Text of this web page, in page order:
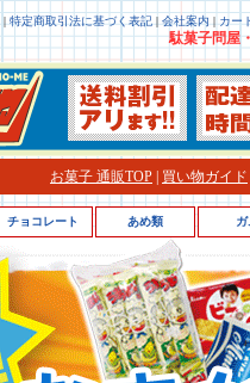
| 特定商取引法に基づく表記 | 会社案内 | カー
駄菓子問屋
お菓子 通販TOP 買い物ガイド